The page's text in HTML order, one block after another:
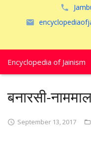
Encyclopedia of Jainism
बनारसी-
September 13, 2017